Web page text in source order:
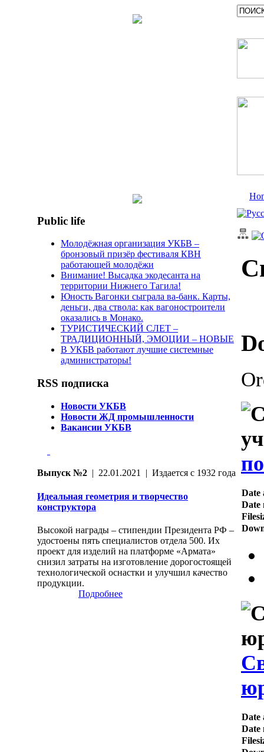
Public life
Молодёжная организация УКБВ –
бронзовый призёр фестиваля КВН
работающей молодёжи
Внимание! Высадка экодесанта на
территории Нижнего Тагила!
Юность Вагонки сыграла ва-банк. Карты,
деньги, два ствола: как вагоностроители
оказались в Монако.
ТУРИСТИЧЕСКИЙ СЛЕТ –
ТРАДИЦИОННЫЙ, ЭМОЦИИ – НОВЫЕ
В УКБВ работают лучшие системные
администраторы!
RSS подписка
Новости УКБВ
Новости ЖД промышленности
Вакансии УКБВ
Выпуск №2 | 22.01.2021 | Издается с 1932 года
Идеальная геометрия и творчество
конструктора
Высокой награды – стипендии Президента РФ –
удостоены пять специалистов отдела 500. Их
проект для изделий на платформе «Армата»
снизил затраты на изготовление дорогостоящей
технологической оснастки и улучшил качество
продукции.
Подробнее
Date
Date
Date
Date